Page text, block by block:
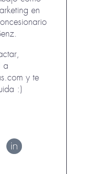
en
a
y te
:)